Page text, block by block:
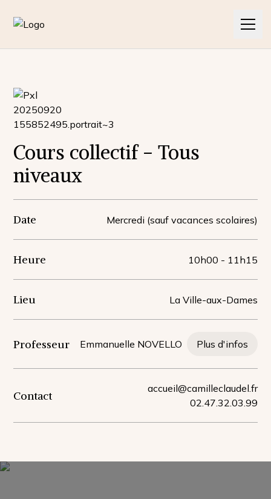
Les cours
Contact
Nos articles
Nos actualités
Cours collectif - Tous
niveaux
Date Mercredi (sauf vacances scolaires)
Heure 10h00 - 11h15
Lieu La Ville-aux-Dames
Professeur Emmanuelle NOVELLO Plus d'infos
Contact
accueil@camilleclaudel.fr
02.47.32.03.99